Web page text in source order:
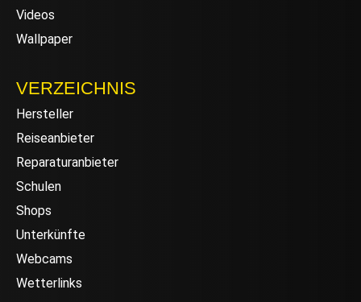
Videos
Wallpaper
VERZEICHNIS
Hersteller
Reiseanbieter
Reparaturanbieter
Schulen
Shops
Unterkünfte
Webcams
Wetterlinks